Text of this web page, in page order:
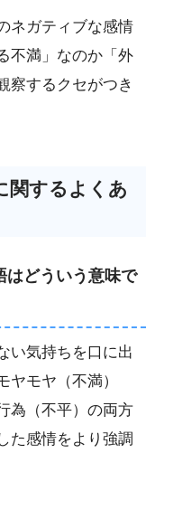
ネガティブな感情
不満」なのか「外
察するクセがつき
関するよくあ
はどういう意味で
い気持ちを口に出
モヤ（不満）
為（不平）の両方
た感情をより強調